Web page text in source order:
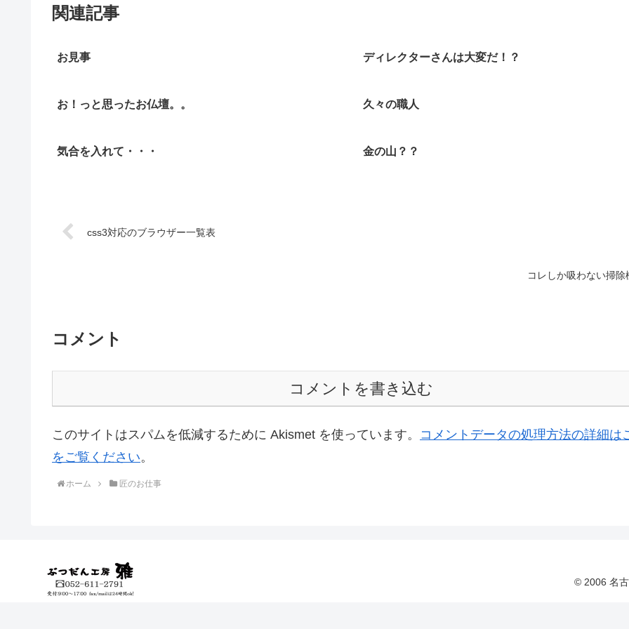
関連記事
お見事 ディレクターさんは大変だ！？
お！っと思ったお仏壇。。 久々の職人
気合を入れて・・・ 金の山？？
css3対応のブラウザー一覧表
コレしか吸わない掃除
コメント
コメントを書き込む
このサイトはスパムを低減するために Akismet を使っています。 コメントデータの処理方法の詳細は
をご覧ください。
ホーム 匠のお仕事
© 2006 名